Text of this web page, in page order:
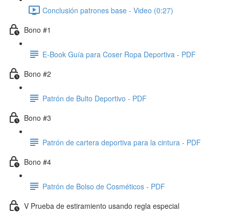
Conclusión patrones base - Video (0:27)
Bono #1
E-Book Guía para Coser Ropa Deportiva - PDF
Bono #2
Patrón de Bulto Deportivo - PDF
Bono #3
Patrón de cartera deportiva para la cintura - PDF
Bono #4
Patrón de Bolso de Cosméticos - PDF
V Prueba de estiramiento usando regla especial